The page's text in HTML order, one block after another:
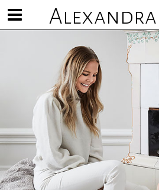
Visa/göm
meny